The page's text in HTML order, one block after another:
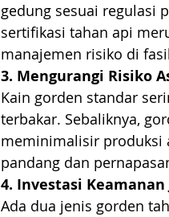
gedung sesuai regulasi
sertifikasi tahan api
manajemen risiko di
3. Mengurangi Risiko
Kain gorden standar
terbakar. Sebaliknya,
meminimalisir produksi
pandang dan
4. Investasi Keamanan
Ada dua jenis gorden